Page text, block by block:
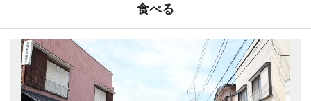
食べる